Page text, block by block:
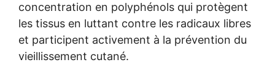
concentration en polyphénols qui protègent
les tissus en luttant contre les radicaux libres
et participent activement à la prévention du
vieillissement cutané.